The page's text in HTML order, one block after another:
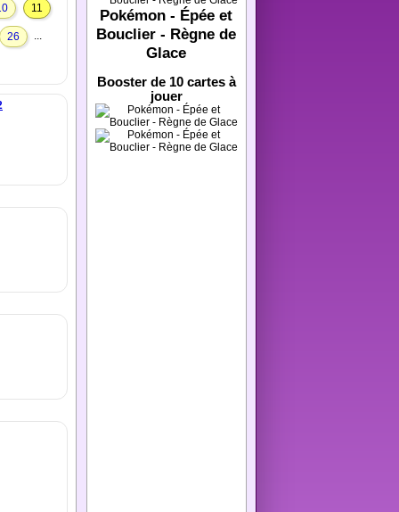
11
26 ...
Pokémon - Épée et
Bouclier - Règne de
Glace
Booster de 10 cartes à
jouer